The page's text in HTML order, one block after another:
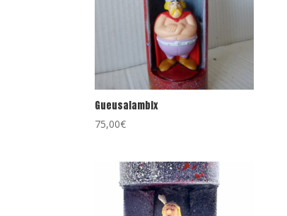
Gueusalambix
75,00€